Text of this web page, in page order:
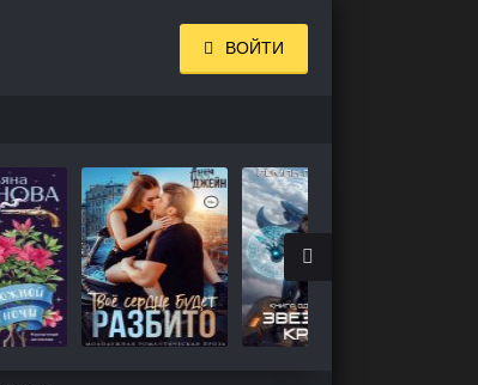
ВОЙТИ